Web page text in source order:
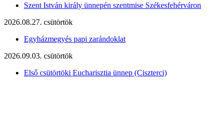
Szent István király ünnepén szentmise Székesfehérváron
2026.08.27. csütörtök
Egyházmegyés papi zarándoklat
2026.09.03. csütörtök
Első csütörtöki Eucharisztia ünnep (Ciszterci)